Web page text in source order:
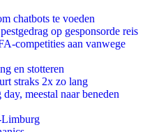
chatbots te voeden
op gesponsorde reis
competities aan vanwege
en stotteren
straks 2x zo lang
meestal naar beneden
Limburg